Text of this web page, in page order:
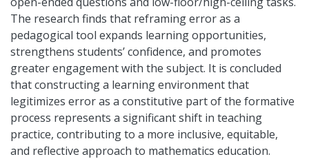
The research finds that reframing error as a
pedagogical tool expands learning opportunities,
strengthens students’ confidence, and promotes
greater engagement with the subject. It is concluded
that constructing a learning environment that
legitimizes error as a constitutive part of the formative
process represents a significant shift in teaching
practice, contributing to a more inclusive, equitable,
and reflective approach to mathematics education.